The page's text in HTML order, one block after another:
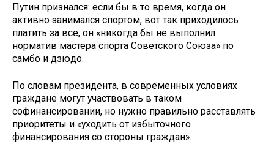
Путин признался: если бы в то время, когда он
активно занимался спортом, вот так приходилось
платить за все, он «никогда бы не выполнил
норматив мастера спорта Советского Союза» по
самбо и дзюдо.
По словам президента, в современных условиях
граждане могут участвовать в таком
софинансировании, но нужно правильно расставлять
приоритеты и «уходить от избыточного
финансирования со стороны граждан».